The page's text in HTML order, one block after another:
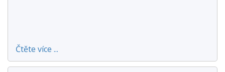
Čtěte více ...